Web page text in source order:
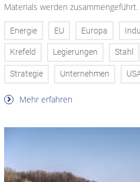
Materials werden zusammengeführt.
Energie EU Europa
Krefeld Legierungen Stahl
Strategie Unternehmen
Mehr erfahren